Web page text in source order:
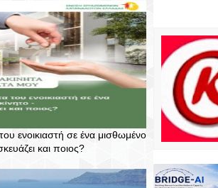
ενοικιαστή σε ένα μισθωμένο
και ποιος?